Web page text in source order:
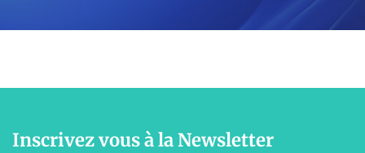
Inscrivez vous à la Newsletter